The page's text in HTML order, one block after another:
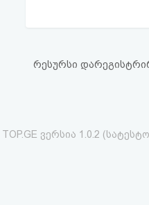
რესურსი
TOP.GE ვერსია 1.0.2